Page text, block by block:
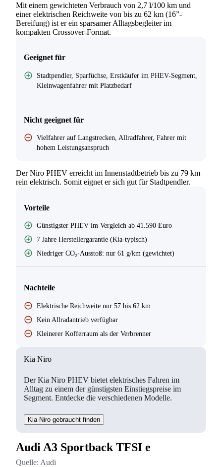
Mit einem gewichteten Verbrauch von 2,7 l/100 km und
einer elektrischen Reichweite von bis zu 62 km (16”-
Bereifung) ist er ein sparsamer Alltagsbegleiter im
kompakten Crossover-Format.
Geeignet für
Stadtpendler, Sparfüchse, Erstkäufer im PHEV-Segment,
Kleinwagenfahrer mit Platzbedarf
Nicht geeignet für
Vielfahrer auf Langstrecken, Allradfahrer, Fahrer mit
hohem Leistungsanspruch
Der Niro PHEV erreicht im Innenstadtbetrieb bis zu 79 km
rein elektrisch. Somit eignet er sich gut für Stadtpendler.
Vorteile
Günstigster PHEV im Vergleich ab 41.590 Euro
7 Jahre Herstellergarantie (Kia-typisch)
Niedriger CO₂-Ausstoß: nur 61 g/km (gewichtet)
Nachteile
Elektrische Reichweite nur 57 bis 62 km
Kein Allradantrieb verfügbar
Kleinerer Kofferraum als der Verbrenner
Kia Niro
Der Kia Niro PHEV bietet elektrisches Fahren im
Alltag zu einem der günstigsten Einstiegspreise im
Segment. Entdecke die verschiedenen Modelle.
Kia Niro gebraucht finden
Audi A3 Sportback TFSI e
Quelle: Audi